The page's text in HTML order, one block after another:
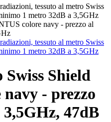
colore navy - prezzo al
Swiss Shield
- prezzo
47dB